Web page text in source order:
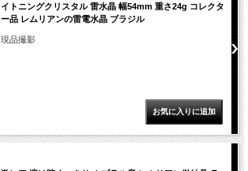
イトニングクリスタル 雷水晶 幅54mm 重さ24g コレクタ
ー品 レムリアンの雷電水晶 ブラジル
現品撮影